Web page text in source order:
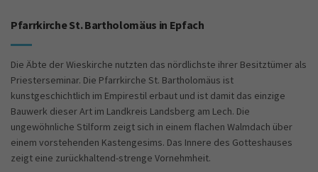
Pfarrkirche St. Bartholomäus in Epfach
Die Äbte der Wieskirche nutzten das nördlichste ihrer Besitztümer als
Priesterseminar. Die Pfarrkirche St. Bartholomäus ist
kunstgeschichtlich im Empirestil erbaut und ist damit das einzige
Bauwerk dieser Art im Landkreis Landsberg am Lech. Die
ungewöhnliche Stilform zeigt sich in einem flachen Walmdach über
einem vorstehenden Kastengesims. Das Innere des Gotteshauses
zeigt eine zurückhaltend-strenge Vornehmheit.